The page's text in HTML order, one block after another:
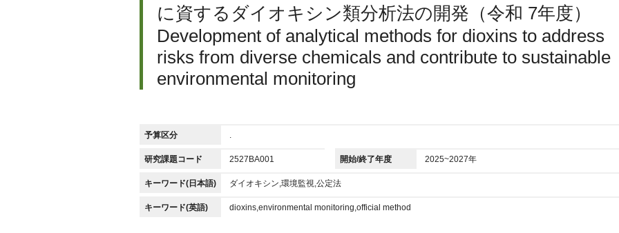
に資するダイオキシン類分析法の開発（令和 7年度）
Development of analytical methods for dioxins to address
risks from diverse chemicals and contribute to sustainable
environmental monitoring
予算区分 .
研究課題コード 2527BA001 開始/終了年度 2025~2027年
キーワード(日本語) ダイオキシン,環境監視,公定法
キーワード(英語) dioxins,environmental monitoring,official method